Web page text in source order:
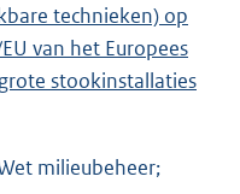
t
e
r
l
technieken) op
van het Europees
stookinstallaties
milieubeheer;